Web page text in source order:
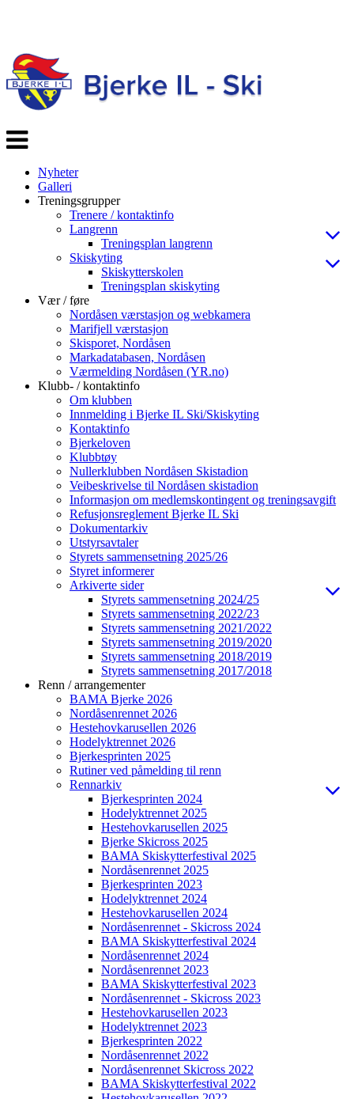
Veksle
navigasjon
Nyheter
Galleri
Treningsgrupper
Trenere / kontaktinfo
Langrenn
Treningsplan langrenn
Skiskyting
Skiskytterskolen
Treningsplan skiskyting
Vær / føre
Nordåsen værstasjon og webkamera
Marifjell værstasjon
Skisporet, Nordåsen
Markadatabasen, Nordåsen
Værmelding Nordåsen (YR.no)
Klubb- / kontaktinfo
Om klubben
Innmelding i Bjerke IL Ski/Skiskyting
Kontaktinfo
Bjerkeloven
Klubbtøy
Nullerklubben Nordåsen Skistadion
Veibeskrivelse til Nordåsen skistadion
Informasjon om medlemskontingent og treningsavgift
Refusjonsreglement Bjerke IL Ski
Dokumentarkiv
Utstyrsavtaler
Styrets sammensetning 2025/26
Styret informerer
Arkiverte sider
Styrets sammensetning 2024/25
Styrets sammensetning 2022/23
Styrets sammensetning 2021/2022
Styrets sammensetning 2019/2020
Styrets sammensetning 2018/2019
Styrets sammensetning 2017/2018
Renn / arrangementer
BAMA Bjerke 2026
Nordåsenrennet 2026
Hestehovkarusellen 2026
Hodelyktrennet 2026
Bjerkesprinten 2025
Rutiner ved påmelding til renn
Rennarkiv
Bjerkesprinten 2024
Hodelyktrennet 2025
Hestehovkarusellen 2025
Bjerke Skicross 2025
BAMA Skiskytterfestival 2025
Nordåsenrennet 2025
Bjerkesprinten 2023
Hodelyktrennet 2024
Hestehovkarusellen 2024
Nordåsenrennet - Skicross 2024
BAMA Skiskytterfestival 2024
Nordåsenrennet 2024
Nordåsenrennet 2023
BAMA Skiskytterfestival 2023
Nordåsenrennet - Skicross 2023
Hestehovkarusellen 2023
Hodelyktrennet 2023
Bjerkesprinten 2022
Nordåsenrennet 2022
Nordåsenrennet Skicross 2022
BAMA Skiskytterfestival 2022